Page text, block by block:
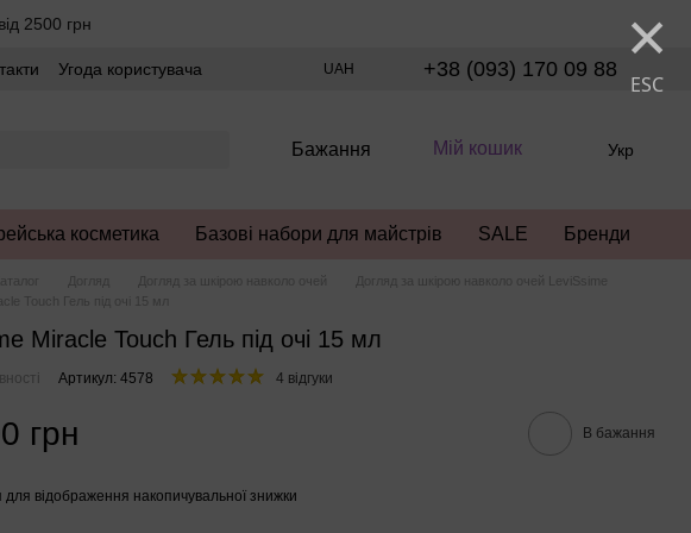
×
ESC
2500 грн
Угода користувача
UAH +38 (093) 170 09 88
Бажання Мій кошик Укр
косметика Базові набори для майстрів SALE Бренди
Догляд Догляд за шкірою навколо очей
Догляд за шкірою навколо очей LeviSsime
Touch Гель під очі 15 мл
Miracle Touch Гель під очі 15 мл
Артикул: 4578 4 відгуки
грн В бажання
для відображення накопичувальної знижки